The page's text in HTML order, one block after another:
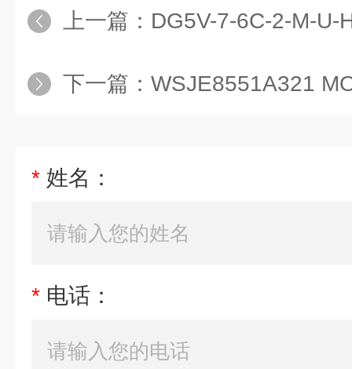
上一篇： DG5V-7-6C-2-M-U-H7-
下一篇： WSJE8551A321 MO DC24V现货
* 姓名：
* 电话：